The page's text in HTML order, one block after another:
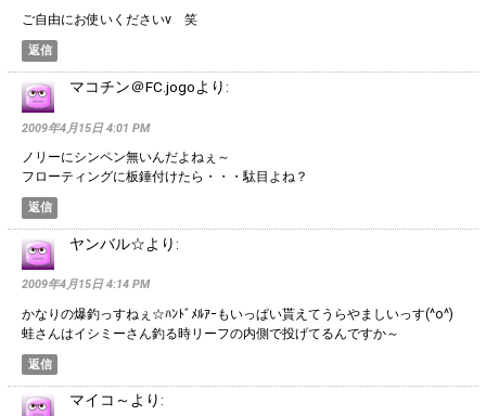
ご自由にお使いくださいv 笑
返信
マコチン＠FC.jogoより:
2009年4月15日 4:01 PM
ノリーにシンペン無いんだよねぇ～
フローティングに板錘付けたら・・・駄目よね？
返信
ヤンバル☆より:
2009年4月15日 4:14 PM
かなりの爆釣っすねぇ☆ﾊﾝﾄﾞﾒﾙｱｰもいっぱい貰えてうらやましいっす(^o^)
蛙さんはイシミーさん釣る時リーフの内側で投げてるんですか～
返信
マイコ～ より: